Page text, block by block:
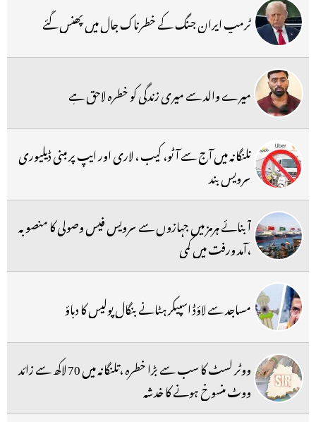
ٹرمپ ایران جنگ کے خطرناک جال میں پھنس گئے
میرے والد سے میری زندگی کو خطرہ لاحق ہے
تلنگانہ میں آج سے آٹو، کیب ، لاری اور ایپ پر مبنی ڈیلیوری
سرویس بند
آبنائے ہرمز میں جہازوں سے سرویس فیس وصولی کا منصوبہ
،آمد ورفت میں کمی
مساجد سے لاؤڈ اسپیکر ہٹانے بنگال پولیس کا دباؤ
ووٹر لسٹ کا سب سے بڑا خطرہ ،تلنگانہ میں 70 لاکھ سے زائد
ووٹ منسوخ ہونے کا خدشہ